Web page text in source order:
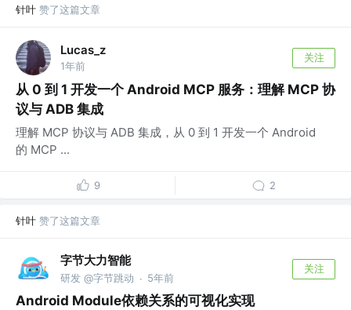
针叶 赞了这篇文章
Lucas_z
1年前
关注
从 0 到 1 开发一个 Android MCP 服务：理解 MCP 协
议与 ADB 集成
理解 MCP 协议与 ADB 集成，从 0 到 1 开发一个 Android
的 MCP ...
9 2
针叶 赞了这篇文章
字节大力智能
研发 @字节跳动 · 5年前
关注
Android Module依赖关系的可视化实现